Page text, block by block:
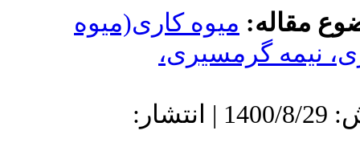
کاری(میوه
دریافت: 1398/10/24 | پذیرش: 1400/8/29 | انتشار: